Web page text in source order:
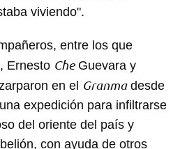
viviendo".
entre los que
Ernesto CheGuevara y
en el Granmadesde
expedición para infiltrarse
del oriente del país y
con ayuda de otros